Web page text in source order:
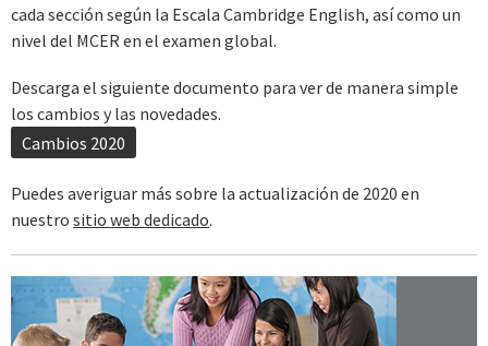
cada sección según la Escala Cambridge English, así como un
nivel del MCER en el examen global.
Descarga el siguiente documento para ver de manera simple
los cambios y las novedades.
Cambios 2020
Puedes averiguar más sobre la actualización de 2020 en
nuestro sitio web dedicado.